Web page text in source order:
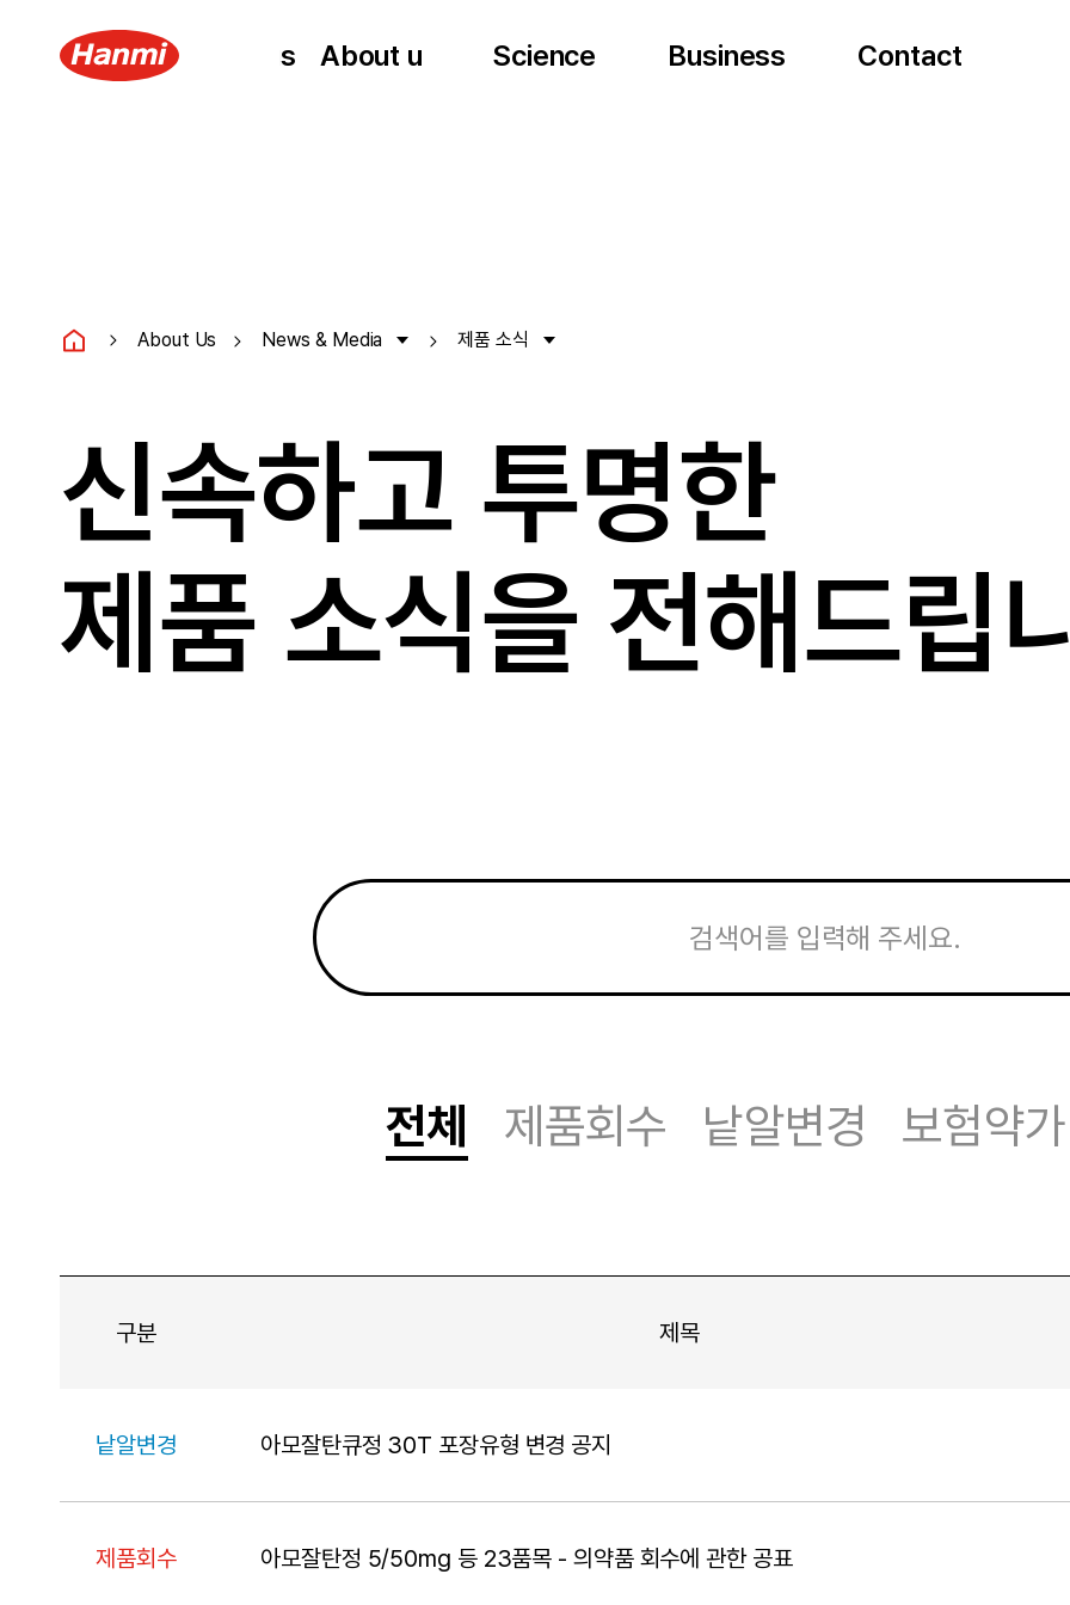
About us
About us About us Science
Science Science
Business
Business Business
Contact
Contact
About Us News & Media 제품 소식
신속하고 투명한
제품 소식을 전해드립
전체 제품회수 낱알변경 보험약가
구분 제목
낱알변경 아모잘탄큐정 30T 포장유형 변경 공지
제품회수 아모잘탄정 5/50mg 등 23품목 - 의약품 회수에 관한 공표